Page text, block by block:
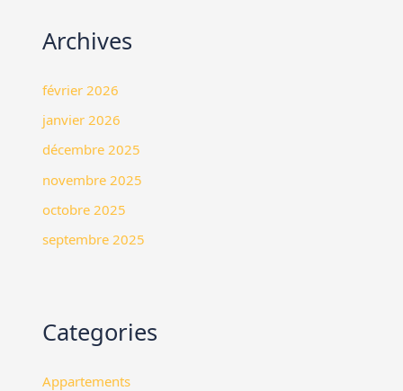
Archives
février 2026
janvier 2026
décembre 2025
novembre 2025
octobre 2025
septembre 2025
Categories
Appartements